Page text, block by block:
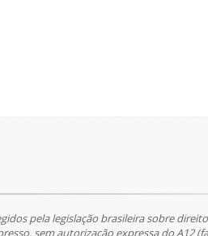
pela legislação brasileira sobre
sem autorização expressa do A12